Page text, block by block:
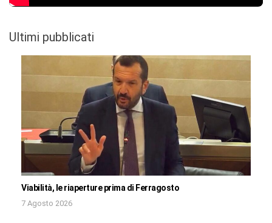
Ultimi pubblicati
Viabilità, le riaperture prima di Ferragosto
7 Agosto 2026